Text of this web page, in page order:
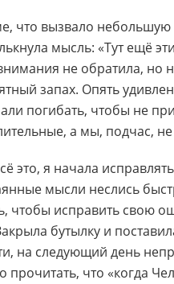
что вызвало
мысль: «Тут ещё
не обратила, но
запах. Опять
погибать, чтобы не
а мы, подчас,
это, я начала
мысли неслись
чтобы исправить свою
бутылку и
на следующий день
что «когда